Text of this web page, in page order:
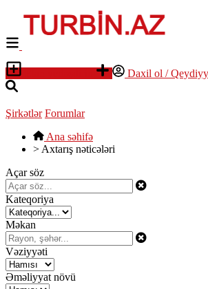
Daxil ol /
Şirkətlər Forumlar
Ana səhifə
> Axtarış nəticələri
Açar söz
Kateqoriya
Məkan
Vəziyyəti
Əməliyyat növü